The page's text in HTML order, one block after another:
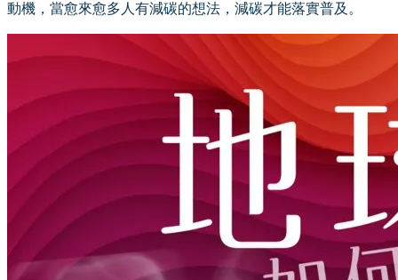
動機，當愈來愈多人有減碳的想法，減碳才能落實普及。